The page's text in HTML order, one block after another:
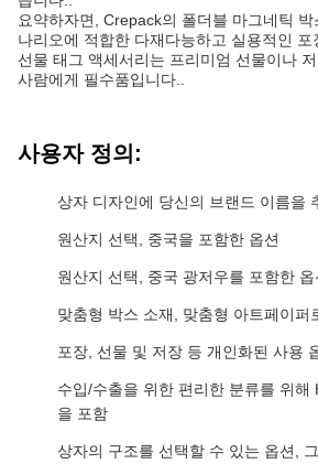
요약하자면, Crepack의 폴더블 마그네틱
나리오에 적합한 다재다능하고 실용적인 포
선물 태그 액세서리는 프리미엄 선물이나
사람에게 필수품입니다..
사용자 정의:
상자 디자인에 당신의 브랜드 이름을
원산지 선택, 중국을 포함한 옵션
원산지 선택, 중국 광저우를 포함한 옵
맞춤형 박스 소재, 맞춤형 아트페이퍼
포장, 선물 및 저장 등 개인화된 사용
수입/수출을 위한 편리한 분류를 위
을 포함
상자의 구조를 선택할 수 있는 옵션,